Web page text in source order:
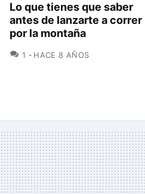
Lo que tienes que saber
antes de lanzarte a correr
por la montaña
1 COMENTARIOS
HACE 8 AÑOS